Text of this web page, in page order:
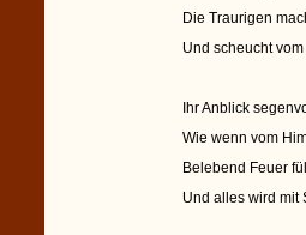
Die Traurigen
Und scheucht
Ihr Anblick
Wie wenn vom
Belebend Feuer
Und alles wird mit